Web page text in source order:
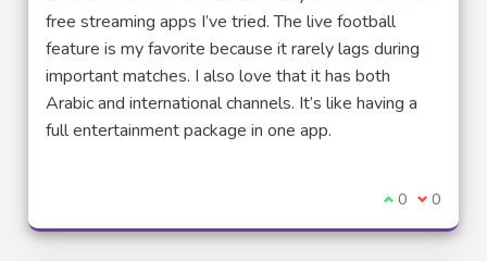
(Lien externe)
free streaming apps I’ve tried. The live football
feature is my favorite because it rarely lags during
important matches. I also love that it has both
Arabic and international channels. It’s like having a
full entertainment package in one app.
Je suis
0 Je ne
0